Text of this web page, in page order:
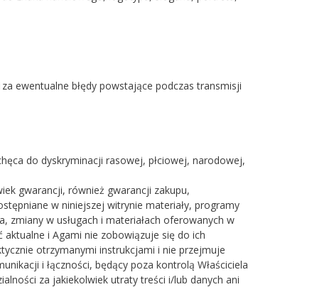
ewentualne błędy powstające podczas transmisji
do dyskryminacji rasowej, płciowej, narodowej,
gwarancji, również gwarancji zakupu,
w niniejszej witrynie materiały, programy
zmiany w usługach i materiałach oferowanych w
i Agami nie zobowiązuje się do ich
otrzymanymi instrukcjami i nie przejmuje
i łączności, będący poza kontrolą Właściciela
za jakiekolwiek utraty treści i/lub danych ani